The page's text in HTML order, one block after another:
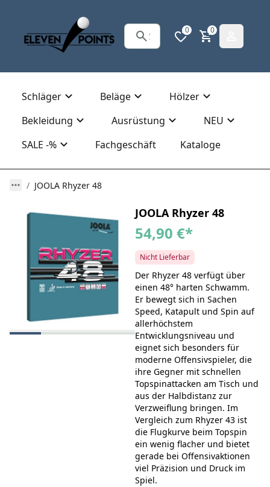
0 0
Schläger Beläge
Hölzer
Bekleidung
Ausrüstung
NEU
SALE -%
Fachgeschäft Kataloge
JOOLA Rhyzer 48
JOOLA Rhyzer 48
54,90 €*
Nicht Lieferbar
Der Rhyzer 48 verfügt über
einen 48° harten Schwamm.
Er bewegt sich in Sachen
Speed, Katapult und Spin auf
allerhöchstem
Entwicklungsniveau und
eignet sich besonders für
moderne Offensivspieler, die
ihre Gegner mit schnellen
Topspinattacken am Tisch und
aus der Halbdistanz zur
Verzweiflung bringen. Im
Vergleich zum Rhyzer 43 ist
die Flugkurve beim Topspin
ein wenig flacher und bietet
gerade bei Offensivaktionen
viel Präzision und Druck im
Spiel.